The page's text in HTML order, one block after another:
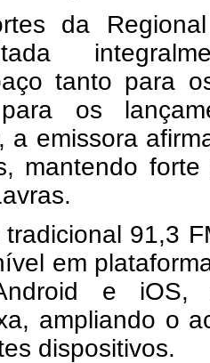
da
tanto para
os
a emissora
mantendo forte
91,3
em
e iOS,
ampliando o
dispositivos.